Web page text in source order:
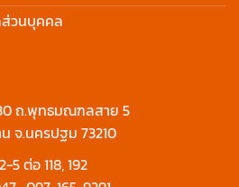
วนบุคคล
ถ.พุทธมณฑลสาย 5
จ.นครปฐม 73210
5ต่อ 118, 192